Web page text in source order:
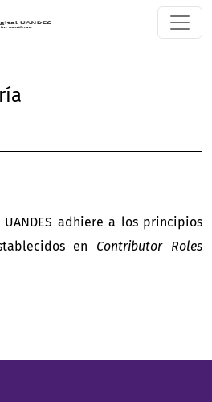
adhiere a los principios
en Contributor Roles